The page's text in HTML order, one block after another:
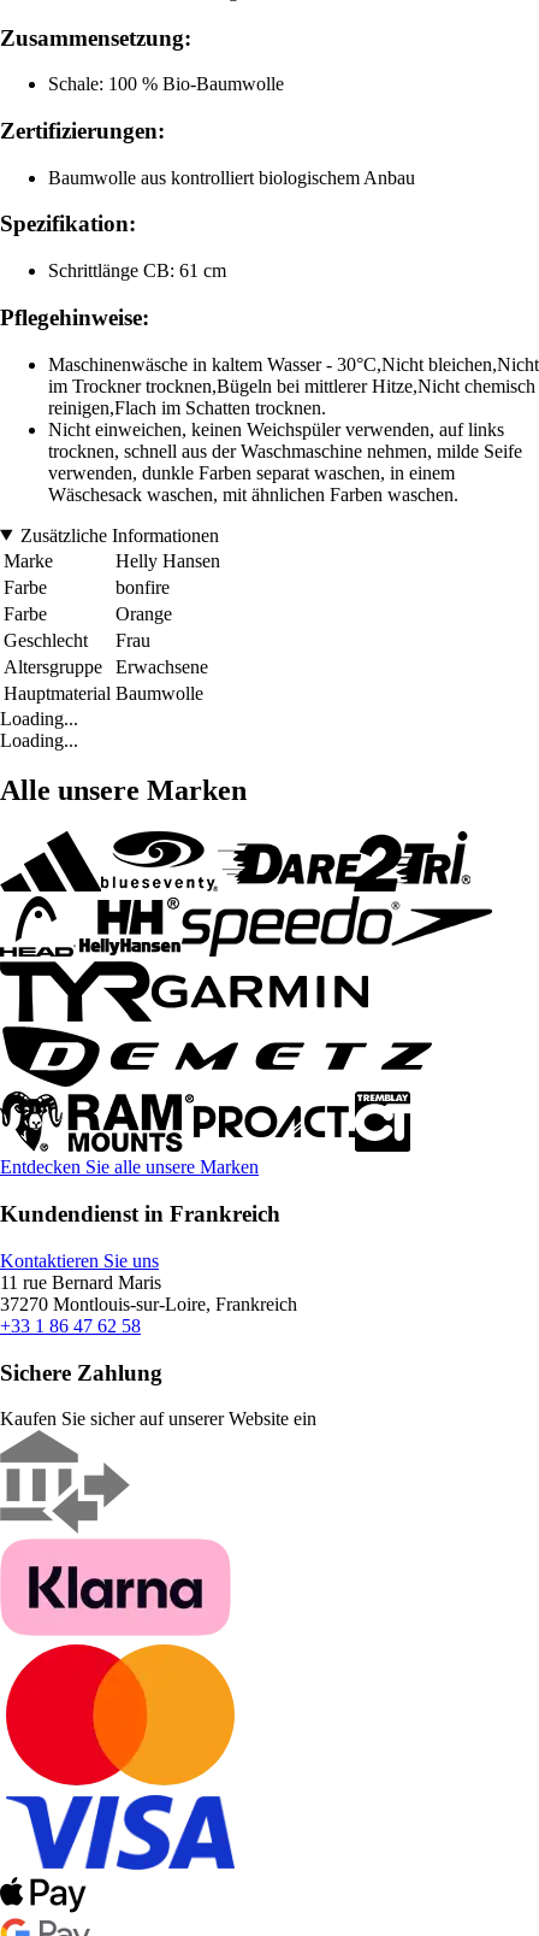
Zusammensetzung:
Schale: 100 % Bio-Baumwolle
Zertifizierungen:
Baumwolle aus kontrolliert biologischem Anbau
Spezifikation:
Schrittlänge CB: 61 cm
Pflegehinweise:
Maschinenwäsche in kaltem Wasser - 30°C,Nicht bleichen,Nicht
im Trockner trocknen,Bügeln bei mittlerer Hitze,Nicht chemisch
reinigen,Flach im Schatten trocknen.
Nicht einweichen, keinen Weichspüler verwenden, auf links
trocknen, schnell aus der Waschmaschine nehmen, milde Seife
verwenden, dunkle Farben separat waschen, in einem
Wäschesack waschen, mit ähnlichen Farben waschen.
Zusätzliche Informationen
Marke
Helly Hansen
Farbe
bonfire
Farbe
Orange
Geschlecht
Frau
Altersgruppe
Erwachsene
Hauptmaterial Baumwolle
Loading...
Loading...
Alle unsere Marken
Entdecken Sie alle unsere Marken
Kundendienst in Frankreich
Kontaktieren Sie uns
11 rue Bernard Maris
37270 Montlouis-sur-Loire, Frankreich
+33 1 86 47 62 58
Sichere Zahlung
Kaufen Sie sicher auf unserer Website ein